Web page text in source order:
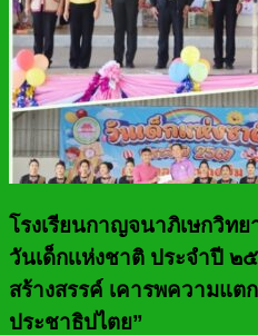
โรงเรียนกาญจนาภิเษกวิท
วันเด็กเเห่งชาติ ประจำปี
สร้างสรรค์ เคารพความแต
ประชาธิปไตย”